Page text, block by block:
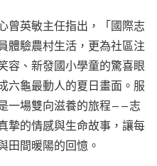
曾英敏主任指出，「國際志
體驗農村生活，更為社區注
容、新發國小學童的驚喜眼
六龜最動人的夏日畫面。服
一場雙向滋養的旅程——志
摯的情感與生命故事，讓每
田間暖陽的回憶。